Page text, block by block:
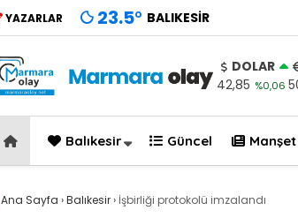
YAZARLAR 23.5° BALIKESIR
DOLAR
42,85 %0,06
Balıkesir Güncel Manşet
Ana Sayfa ›Balıkesir› İşbirliği protokolü imzalandı